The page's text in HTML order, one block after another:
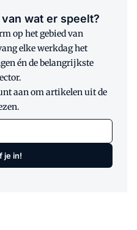
wat er speelt?
op het gebied van
elke werkdag het
én de belangrijkste
aan om artikelen uit de
je in!